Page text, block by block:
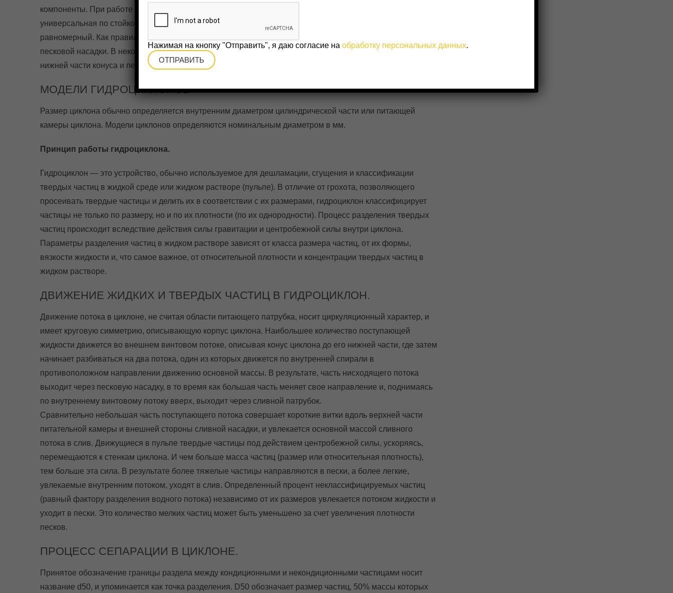
компоненты. При работе в различного типа средах, износ имеет различный характер. Разработана
универсальная по стойкости резина для работы с различными средами, износ которой приблизительно
равномерный. Как правило, нижняя часть циклона наиболее подвержена износу, особенно это касается
песковой насадки. В некоторых случаях, целесообразна замена резиновой футеровки на керамическую в
нижней части конуса и песковой насадке, что повышает эффективность.
МОДЕЛИ ГИДРОЦИКЛОНОВ
Размер циклона обычно определяется внутренним диаметром цилиндрической части или питающей
камеры циклона. Модели циклонов определяются номинальным диаметром в мм.
Принцип работы гидроциклона.
Гидроциклон — это устройство, обычно используемое для дешламации, сгущения и классификации
твердых частиц в жидкой среде или жидком растворе (пульпе). В отличие от грохота, позволяющего
просеивать твердые частицы и делить их в соответствии с их размерами, гидроциклон классифицирует
частицы не только по размеру, но и по их плотности (по их однородности). Процесс разделения твердых
частиц происходит вследствие действия силы гравитации и центробежной силы внутри циклона.
Параметры разделения частиц в жидком растворе зависят от класса размера частиц, от их формы,
вязкости жидкости и, что самое важное, от относительной плотности и концентрации твердых частиц в
жидком растворе.
ДВИЖЕНИЕ ЖИДКИХ И ТВЕРДЫХ ЧАСТИЦ В ГИДРОЦИКЛОН.
Движение потока в циклоне, не считая области питающего патрубка, носит циркуляционный характер, и
имеет круговую симметрию, описывающую корпус циклона. Наибольшее количество поступающей
жидкости движется во внешнем винтовом потоке, описывая конус циклона до его нижней части, где затем
начинает разбиваться на два потока, один из которых движется по внутренней спирали в
противоположном направлении движению основной массы. В результате, часть нисходящего потока
выходит через песковую насадку, в то время как большая часть меняет свое направление и, поднимаясь
по внутреннему винтовому потоку вверх, выходит через сливной патрубок.
Сравнительно небольшая часть поступающего потока совершает короткие витки вдоль верхней части
питательной камеры и внешней стороны сливной насадки, и увлекается основной массой сливного
потока в слив. Движущиеся в пульпе твердые частицы под действием центробежной силы, ускоряясь,
перемещаются к стенкам циклона. И чем больше масса частиц (размер или относительная плотность),
тем больше эта сила. В результате более тяжелые частицы направляются в пески, а более легкие,
увлекаемые внутренним потоком, уходят в слив. Определенный процент неклассифицируемых частиц
(равный фактору разделения водного потока) независимо от их размеров увлекается потоком жидкости и
уходит в пески. Это количество мелких частиц может быть уменьшено за счет увеличения плотности
песков.
ПРОЦЕСС СЕПАРАЦИИ В ЦИКЛОНЕ.
Принятое обозначение границы раздела между кондиционными и некондиционными частицами носит
название d50, и упоминается как точка разделения. D50 обозначает размер частиц, 50% массы которых
Нажимая на кнопку "Отправить", я даю согласие на обработку персональных данных.